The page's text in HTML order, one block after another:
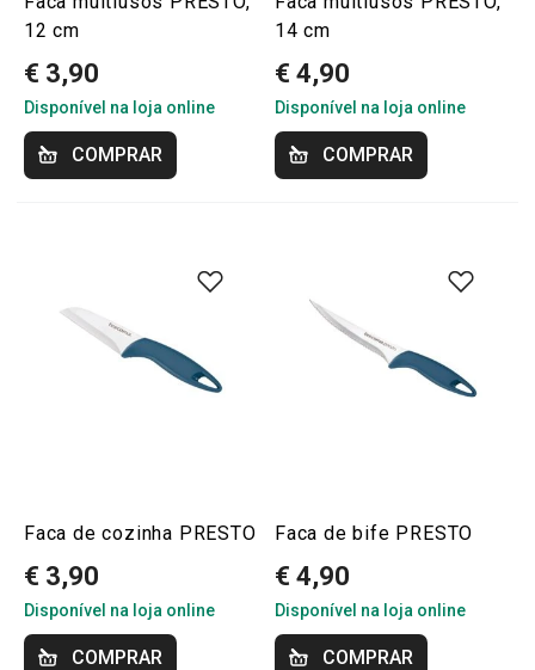
12 cm
€ 3,90
Disponível na loja online
COMPRAR
14 cm
€ 4,90
Disponível na loja online
COMPRAR
Faca de cozinha PRESTO
€ 3,90
Disponível na loja online
COMPRAR
Faca de bife PRESTO
€ 4,90
Disponível na loja online
COMPRAR